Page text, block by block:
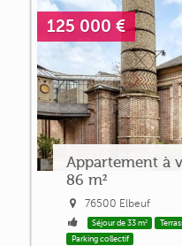
125 000 €
Appartement à
86 m²
76500 Elbeuf
Séjour de 33 m²
Parking collectif